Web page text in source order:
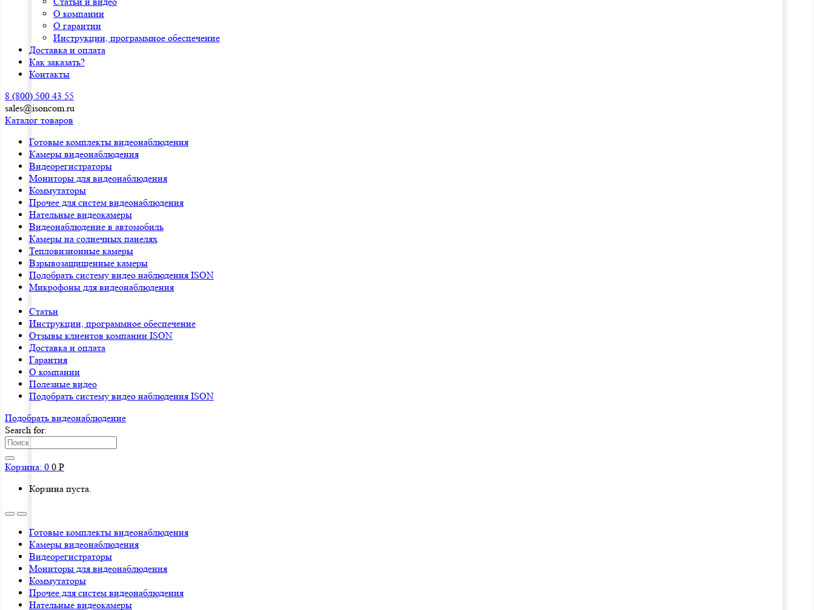
О компании
О гарантии
Инструкции, программное обеспечение
Доставка и оплата
Как заказать?
Контакты
8 (800) 500 43 55
sales@isoncom.ru
Каталог товаров
Готовые комплекты видеонаблюдения
Камеры видеонаблюдения
Видеорегистраторы
Мониторы для видеонаблюдения
Коммутаторы
Прочее для систем видеонаблюдения
Нательные видеокамеры
Видеонаблюдение в автомобиль
Камеры на солнечных панелях
Тепловизионные камеры
Взрывозащищенные камеры
Подобрать систему видео наблюдения ISON
Микрофоны для видеонаблюдения
Статьи
Инструкции, программное обеспечение
Отзывы клиентов компании ISON
Доставка и оплата
Гарантия
О компании
Полезные видео
Подобрать систему видео наблюдения ISON
Подобрать видеонаблюдениe
Search for:
Корзина: 0 0 Р
Корзина пуста.
Готовые комплекты видеонаблюдения
Камеры видеонаблюдения
Видеорегистраторы
Мониторы для видеонаблюдения
Коммутаторы
Прочее для систем видеонаблюдения
Нательные видеокамеры